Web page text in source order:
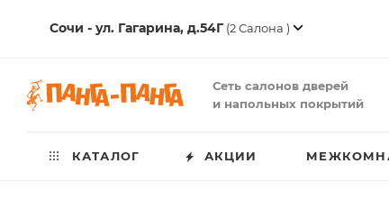
Сочи - ул. Гагарина, д.54Г(2 Салона )
Сеть салонов дверей
и напольных покрытий
КАТАЛОГ АКЦИИ